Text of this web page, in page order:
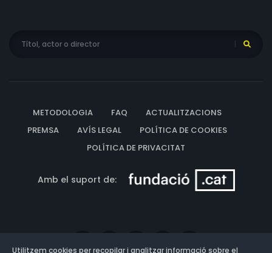
METODOLOGIA FAQ
ACTUALITZACIONS
PREMSA
AVÍS LEGAL
POLÍTICA DE COOKIES
POLÍTICA DE PRIVACITAT
Amb el suport de:
Utilitzem cookies per recopilar i analitzar informació sobre el